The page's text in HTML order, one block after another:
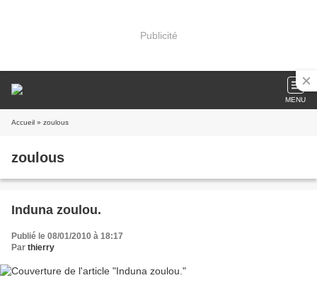
Publicité
MENU
Accueil » zoulous
zoulous
Induna zoulou.
Publié le 08/01/2010 à 18:17
Par thierry